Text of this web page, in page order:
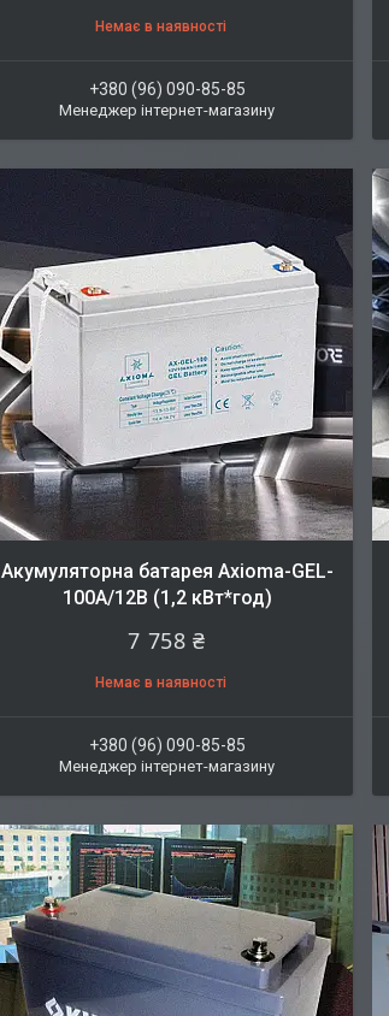
Немає в наявності
+380 (96) 090-85-85
Менеджер інтернет-магазину
Акумуляторна батарея Axioma-GEL-
100A/12В (1,2 кВт*год)
7 758 ₴
Немає в наявності
+380 (96) 090-85-85
Менеджер інтернет-магазину